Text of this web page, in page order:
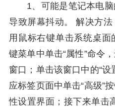
1、可能是笔记本电
导致屏幕抖动。 解决方
用鼠标右键单击系统桌
键菜单中单击“属性”命令
窗口；单击该窗口中的“
应标签页面中单击“高级”
性设置界面；接下来单击